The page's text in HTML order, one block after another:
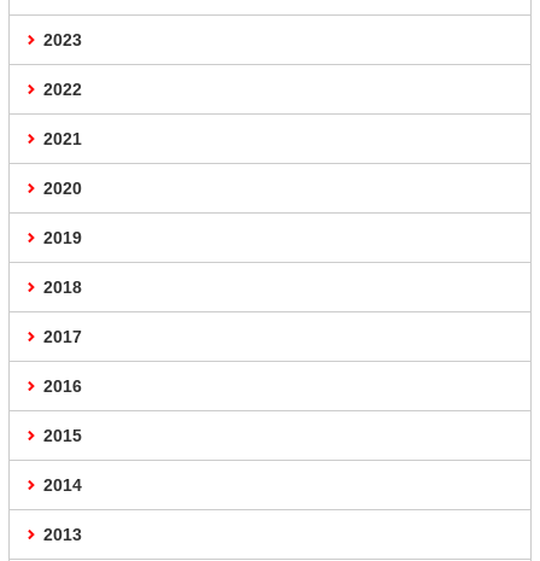
2023
2022
2021
2020
2019
2018
2017
2016
2015
2014
2013